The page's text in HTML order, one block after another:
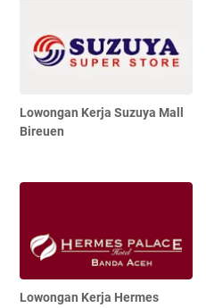
Lowongan Kerja Suzuya Mall
Bireuen
Lowongan Kerja Hermes